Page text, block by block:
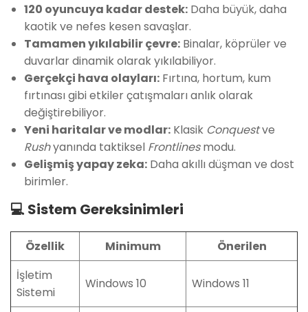
120 oyuncuya kadar destek: Daha büyük, daha
kaotik ve nefes kesen savaşlar.
Tamamen yıkılabilir çevre: Binalar, köprüler ve
duvarlar dinamik olarak yıkılabiliyor.
Gerçekçi hava olayları: Fırtına, hortum, kum
fırtınası gibi etkiler çatışmaları anlık olarak
değiştirebiliyor.
Yeni haritalar ve modlar: Klasik Conquestve
Rushyanında taktiksel Frontlinesmodu.
Gelişmiş yapay zeka: Daha akıllı düşman ve dost
birimler.
💻 Sistem Gereksinimleri
Özellik Minimum
Önerilen
İşletim
Sistemi
Windows 10 Windows 11